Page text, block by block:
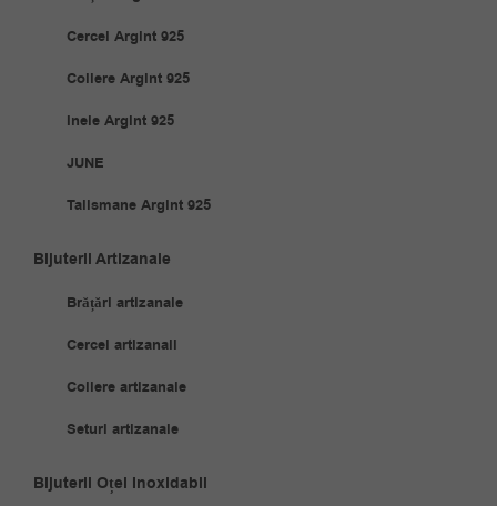
Cercei Argint 925
Coliere Argint 925
Inele Argint 925
JUNE
Talismane Argint 925
Bijuterii Artizanale
Brățări artizanale
Cercei artizanali
Coliere artizanale
Seturi artizanale
Bijuterii Oțel Inoxidabil